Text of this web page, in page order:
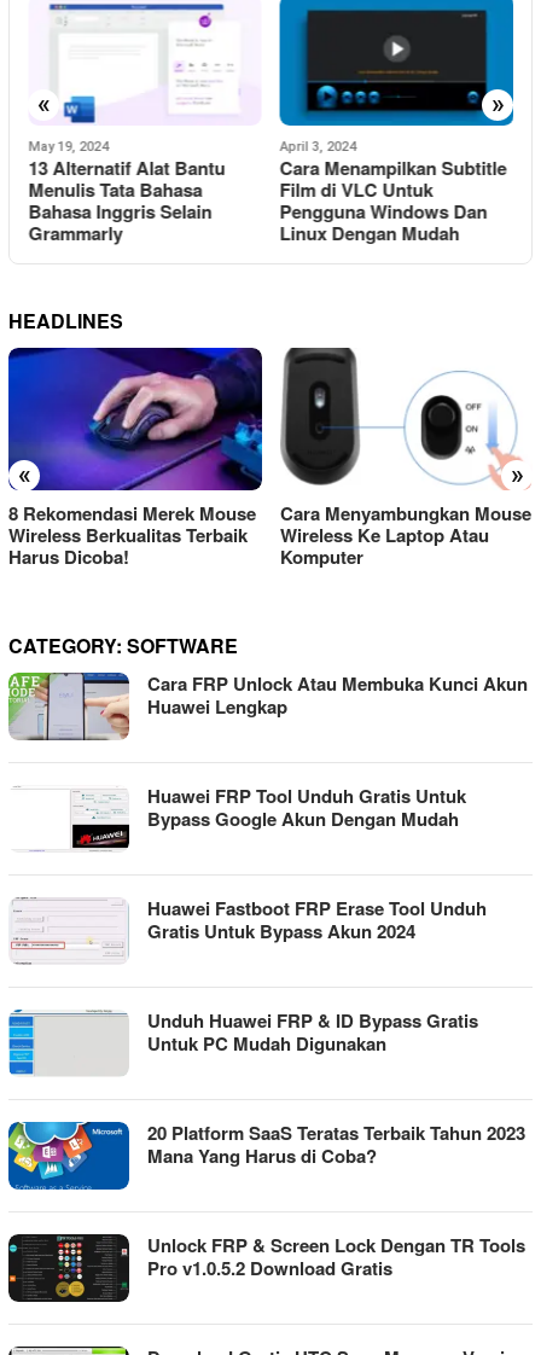
« »
May 19, 2024
13 Alternatif Alat Bantu
Menulis Tata Bahasa
Bahasa Inggris Selain
Grammarly
April 3, 2024
Cara Menampilkan Subtitle
Film di VLC Untuk
Pengguna Windows Dan
Linux Dengan Mudah
HEADLINES
« »
8 Rekomendasi Merek Mouse
Wireless Berkualitas Terbaik
Harus Dicoba!
Cara Menyambungkan Mouse
Wireless Ke Laptop Atau
Komputer
CATEGORY: SOFTWARE
Cara FRP Unlock Atau Membuka Kunci Akun
Huawei Lengkap
Huawei FRP Tool Unduh Gratis Untuk
Bypass Google Akun Dengan Mudah
Huawei Fastboot FRP Erase Tool Unduh
Gratis Untuk Bypass Akun 2024
Unduh Huawei FRP & ID Bypass Gratis
Untuk PC Mudah Digunakan
20 Platform SaaS Teratas Terbaik Tahun 2023
Mana Yang Harus di Coba?
Unlock FRP & Screen Lock Dengan TR Tools
Pro v1.0.5.2 Download Gratis